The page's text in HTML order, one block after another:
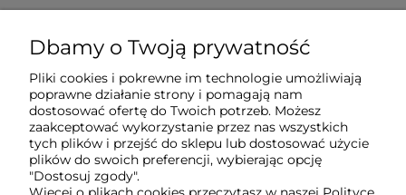
Moje konto
Płatności i dostawa
Informacje
Dbamy o Twoją prywatność
Pliki cookies i pokrewne im technologie umożliwiają
poprawne działanie strony i pomagają nam
dostosować ofertę do Twoich potrzeb. Możesz
zaakceptować wykorzystanie przez nas wszystkich
tych plików i przejść do sklepu lub dostosować użycie
plików do swoich preferencji, wybierając opcję
"Dostosuj zgody".